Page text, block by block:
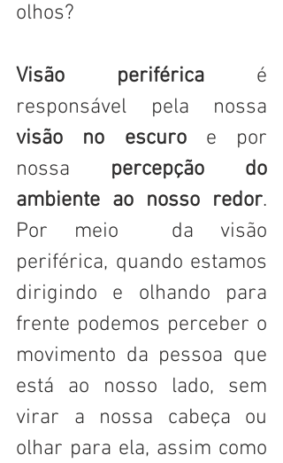
olhos?
Visão periférica é
visão no escuro e por
nossa percepção do
ambiente ao nosso redor.
Por meio  da visão
periférica, quando estamos
dirigindo e olhando para
frente podemos perceber o
movimento da pessoa que
está ao nosso lado, sem
virar a nossa cabeça ou
olhar para ela, assim como